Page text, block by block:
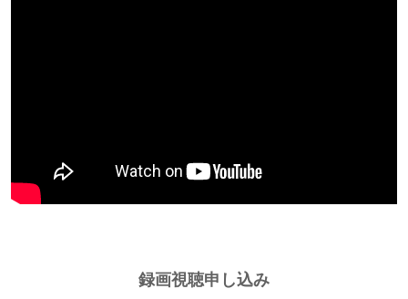
録画視聴申し込み